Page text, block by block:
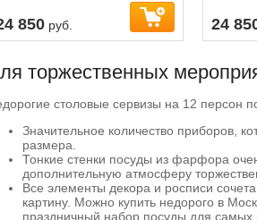
850руб. 24
торжественных
столовые сервизы на 12 персон
Значительное количество приборов,
размера.
Тонкие стенки посуды из фарфора
дополнительную атмосферу
Все элементы декора и росписи
картину. Можно купить недорого в
праздничный набор посуды для самых